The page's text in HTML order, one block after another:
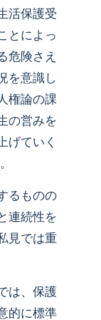
活保護受
とによっ
危険さえ
を意識し
権論の課
の営みを
げていく
るものの
連続性を
見では重
は、保護
的に標準